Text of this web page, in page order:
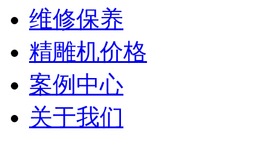
维修保养
精雕机价格
案例中心
关于我们